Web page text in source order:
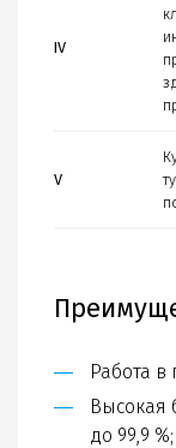
IV
V
Работа
Высокая
до 99,9 %;